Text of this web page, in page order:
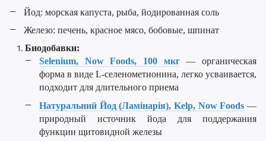
Йод: морская капуста, рыба, йодированная соль
Железо: печень, красное мясо, бобовые, шпинат
Биодобавки:
Selenium, Now Foods, 100 мкг— органическая
форма в виде L-селенометионина, легко усваивается,
подходит для длительного приема
Натуральний Йод (Ламінарія), Kelp, Now Foods —
природный источник йода для поддержания
функции щитовидной железы